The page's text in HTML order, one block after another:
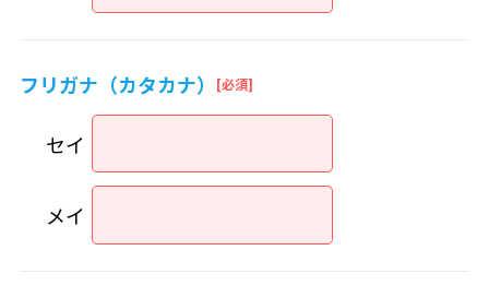
フリガナ（カタカナ）
セイ
メイ